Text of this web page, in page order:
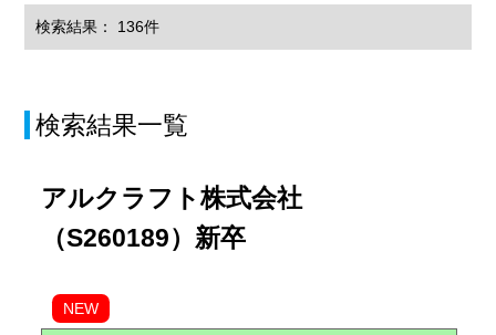
検索結果： 136件
検索結果一覧
アルクラフト株式会社
（S260189）新卒
NEW